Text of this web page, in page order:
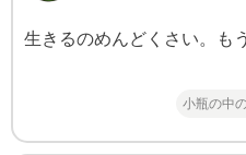
生きるのめんどくさい。も
小瓶の中